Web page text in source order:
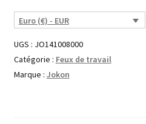
Euro (€) - EUR
UGS : JO141008000
Catégorie : Feux de travail
Marque : Jokon